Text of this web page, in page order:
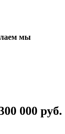
мы
000 руб.